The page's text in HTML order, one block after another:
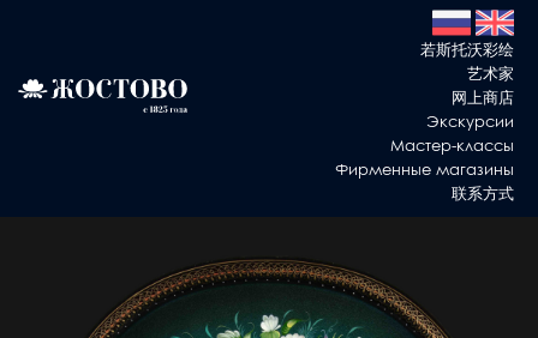
若斯托沃彩绘
艺术家
网上商店
Экскурсии
Мастер-классы
Фирменные магазины
联系方式